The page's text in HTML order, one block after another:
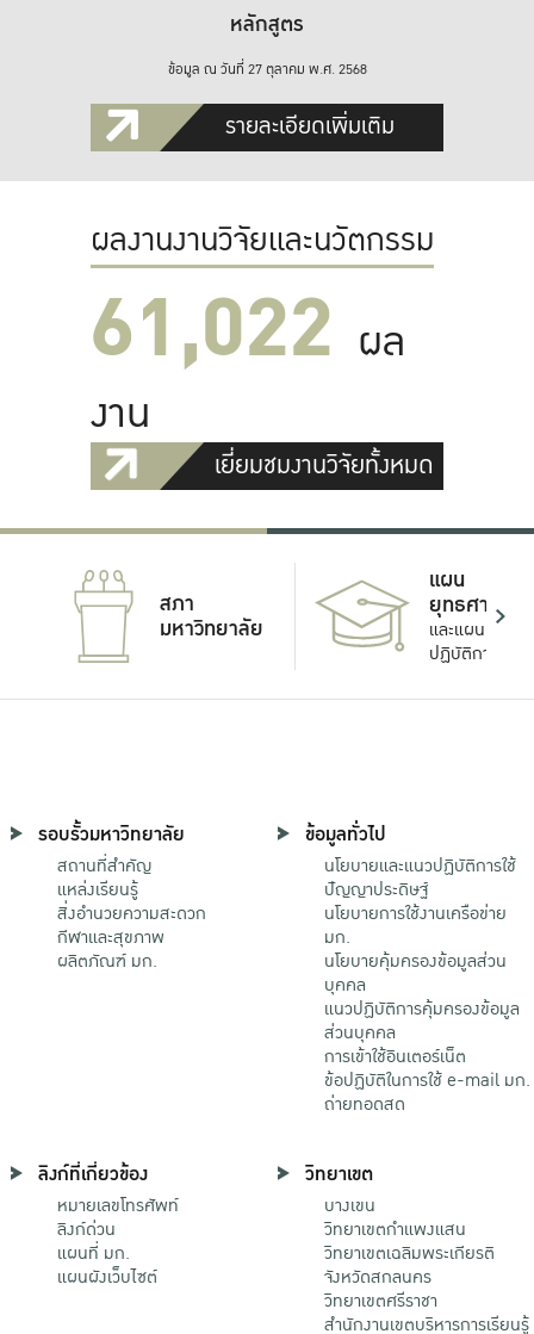
หลักสูตร
ข้อมูล ณ วันที่ 27 ตุลาคม พ.ศ. 2568
รายละเอียดเพิ่มเติม
ผลงานงานวิจัยและนวัตกรรม
61,022 ผล
งาน
เยี่ยมชมงานวิจัยทั้งหมด
สภา
มหาวิทยาลัย
แผน
ยุทธศาสตร์
และแผน
ปฏิบัติการ
รอบรั้วมหาวิทยาลัย
สถานที่สำคัญ
แหล่งเรียนรู้
สิ่งอำนวยความสะดวก
กีฬาและสุขภาพ
ผลิตภัณฑ์ มก.
ข้อมูลทั่วไป
นโยบายและแนวปฏิบัติการใช้
ปัญญาประดิษฐ์
นโยบายการใช้งานเครือข่าย
มก.
นโยบายคุ้มครองข้อมูลส่วน
บุคคล
แนวปฏิบัติการคุ้มครองข้อมูล
ส่วนบุคคล
การเข้าใช้อินเตอร์เน็ต
ข้อปฏิบัติในการใช้ e-mail มก.
ถ่ายทอดสด
ลิงก์ที่เกี่ยวข้อง
หมายเลขโทรศัพท์
ลิงก์ด่วน
แผนที่ มก.
แผนผังเว็บไซต์
วิทยาเขต
บางเขน
วิทยาเขตกําแพงแสน
วิทยาเขตเฉลิมพระเกียรติ
จังหวัดสกลนคร
วิทยาเขตศรีราชา
สำนักงานเขตบริหารการเรียนรู้